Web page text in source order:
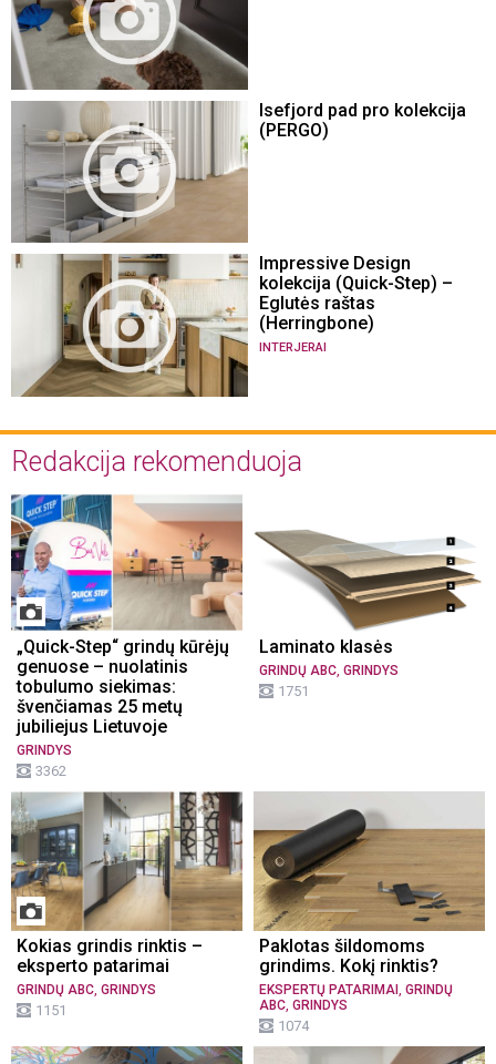
Isefjord pad pro kolekcija
(PERGO)
Impressive Design
kolekcija (Quick-Step) –
Eglutės raštas
(Herringbone)
INTERJERAI
Redakcija rekomenduoja
„Quick-Step“ grindų kūrėjų
genuose – nuolatinis
tobulumo siekimas:
švenčiamas 25 metų
jubiliejus Lietuvoje
GRINDYS
3362
Laminato klasės
GRINDŲ ABC, GRINDYS
1751
Kokias grindis rinktis –
eksperto patarimai
GRINDŲ ABC GRINDYS
1151
Paklotas šildomoms
grindims. Kokį rinktis?
EKSPERTŲ PATARIMAI GRINDŲ
ABC GRINDYS
1074